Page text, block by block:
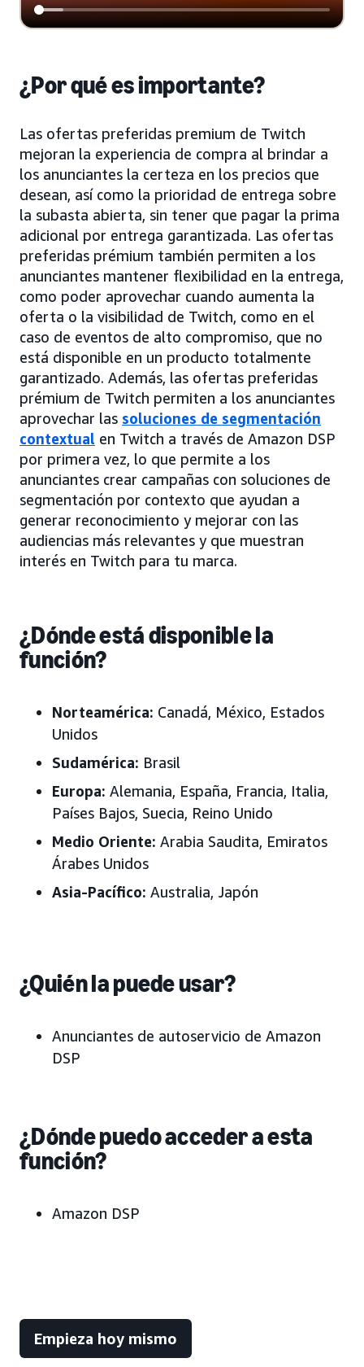
¿Por qué es importante?
Las ofertas preferidas premium de Twitch
mejoran la experiencia de compra al brindar a
los anunciantes la certeza en los precios que
desean, así como la prioridad de entrega sobre
la subasta abierta, sin tener que pagar la prima
adicional por entrega garantizada. Las ofertas
preferidas prémium también permiten a los
anunciantes mantener flexibilidad en la entrega,
como poder aprovechar cuando aumenta la
oferta o la visibilidad de Twitch, como en el
caso de eventos de alto compromiso, que no
está disponible en un producto totalmente
garantizado. Además, las ofertas preferidas
prémium de Twitch permiten a los anunciantes
aprovechar las soluciones de segmentación
contextual en Twitch a través de Amazon DSP
por primera vez, lo que permite a los
anunciantes crear campañas con soluciones de
segmentación por contexto que ayudan a
generar reconocimiento y mejorar con las
audiencias más relevantes y que muestran
interés en Twitch para tu marca.
¿Dónde está disponible la
función?
Norteamérica: Canadá, México, Estados
Unidos
Sudamérica: Brasil
Europa: Alemania, España, Francia, Italia,
Países Bajos, Suecia, Reino Unido
Medio Oriente: Arabia Saudita, Emiratos
Árabes Unidos
Asia-Pacífico: Australia, Japón
¿Quién la puede usar?
Anunciantes de autoservicio de Amazon
DSP
¿Dónde puedo acceder a esta
función?
Amazon DSP
Empieza hoy mismo